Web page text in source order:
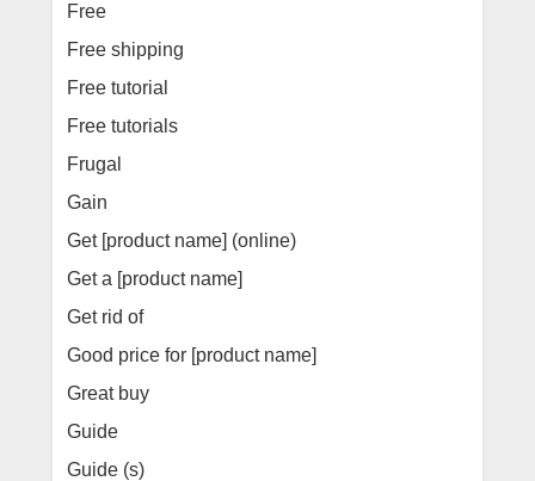
Free
Free shipping
Free tutorial
Free tutorials
Frugal
Gain
Get [product name] (online)
Get a [product name]
Get rid of
Good price for [product name]
Great buy
Guide
Guide (s)